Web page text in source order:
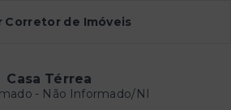
Corretor de Imóveis
Casa Térrea
- Não Informado/NI